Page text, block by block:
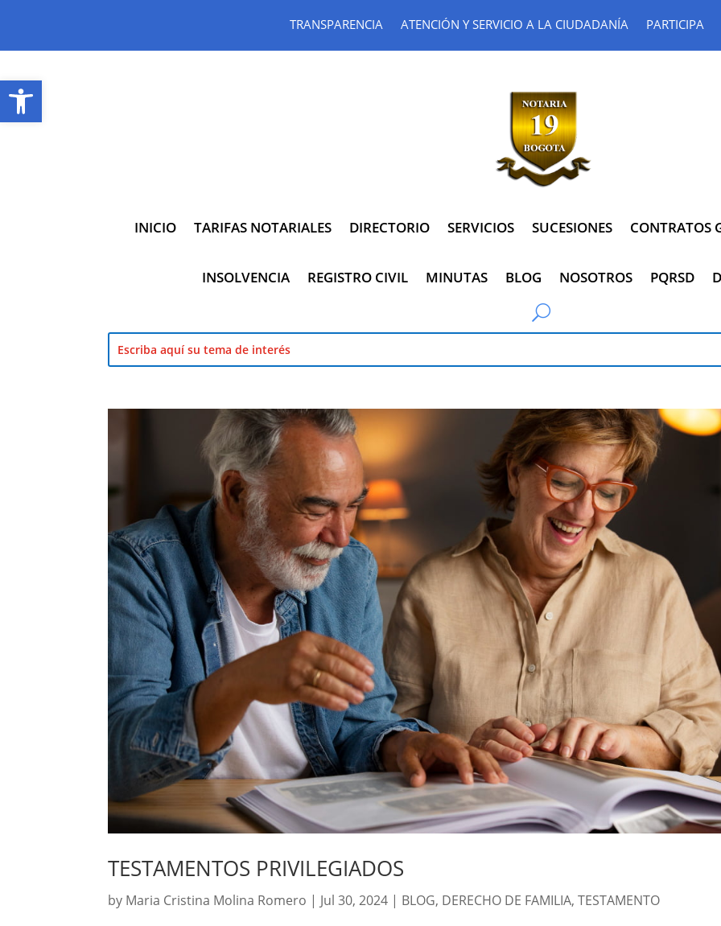
Abrir barra de herramientas
TRANSPARENCIA ATENCIÓN Y SERVICIO A LA CIUDADANÍA PARTICIPA
INICIO TARIFAS NOTARIALES DIRECTORIO SERVICIOS SUCESIONES CONTRATOS
INSOLVENCIA REGISTRO CIVIL MINUTAS BLOG NOSOTROS PQRSD
TESTAMENTOS PRIVILEGIADOS
by Maria Cristina Molina Romero | Jul 30, 2024 | BLOG, DERECHO DE FAMILIA,TESTAMENTO